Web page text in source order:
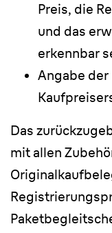
Preis, die
und das
erkennbar
Angabe
Das
mit allen